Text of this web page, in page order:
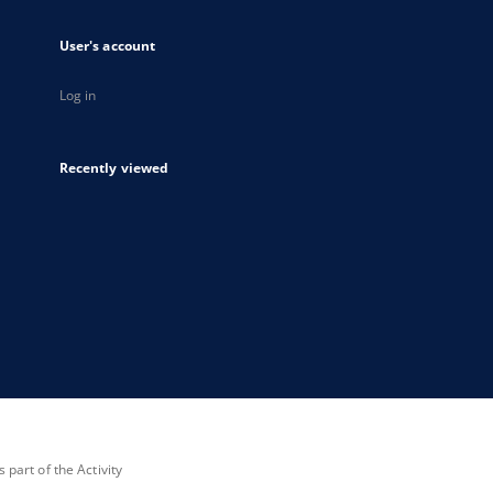
User's account
Log in
Recently viewed
part of the Activity